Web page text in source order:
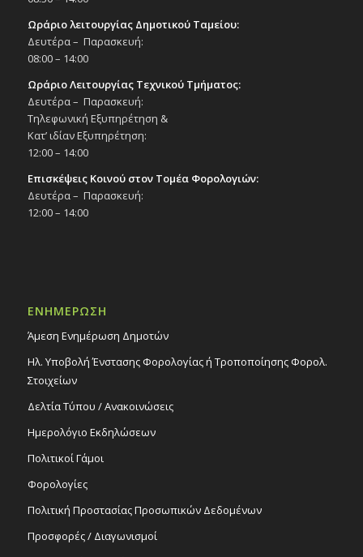
Ωράριο λειτουργίας Δημοτικού Ταμείου:
Δευτέρα – Παρασκευή:
08:00 – 14:00
Ωράριο Λειτουργίας Τεχνικού Τμήματος:
Δευτέρα – Παρασκευή:
Τηλεφωνική Εξυπηρέτηση &
Κατ’ ιδίαν Εξυπηρέτηση:
12:00 – 14:00
Επισκέψεις Κοινού στον Τομέα Φορολογιών:
Δευτέρα – Παρασκευή:
12:00 – 14:00
ΕΝΗΜΕΡΩΣΗ
Άμεση Ενημέρωση Δημοτών
Ηλ. Υποβολή Ένστασης Φορολογίας ή Τροποποίησης Φορολ.
Στοιχείων
Δελτία Τύπου / Ανακοινώσεις
Ημερολόγιο Εκδηλώσεων
Πολιτικοί Γάμοι
Φορολογίες
Πολιτική Προστασίας Προσωπικών Δεδομένων
Προσφορές / Διαγωνισμοί